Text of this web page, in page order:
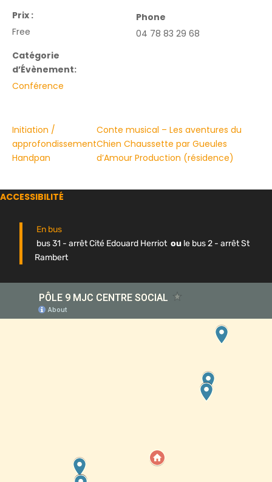
Prix :
Free
Catégorie
d’Évènement:
Conférence
Phone
04 78 83 29 68
Initiation /
approfondissement
Handpan
Conte musical – Les aventures du
Chien Chaussette par Gueules
d’Amour Production (résidence)
ACCESSIBILITÉ
En bus
bus 31 - arrêt Cité Edouard Herriot ou le bus 2 - arrêt St
Rambert